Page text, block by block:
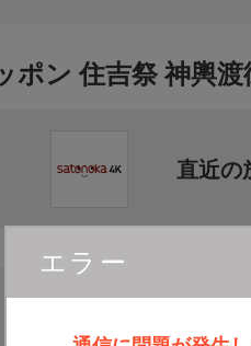
エラー
ポン 住吉祭 神輿渡
直近の